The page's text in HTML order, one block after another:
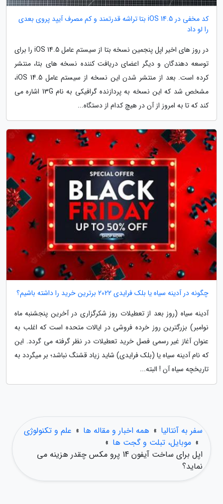
کد مخفی در iOS 14.5 بتا تراشه قدرتمند و کم مصرف آیپد پروی بعدی
را لو داد
در روز های اخیر اپل پنجمین نسخه بتا از سیستم عامل iOS 14.5 را برای
توسعه دهندگان و دیگر اعضای دریافت کننده نسخه های بتا، منتشر
کرده است. بعد از منتشر شدن این نسخه از سیستم عامل iOS 14.5،
مشخص شد که این نسخه به پردازنده گرافیکی به نام 13G اشاره می
کند که تا به امروز از آن در هیچ کدام از دستگاه...
چگونه در آدینه سیاه یا بلک فرایدی 2022 برترین خرید را داشته باشیم؟
آدینه سیاه (روز بعد از تعطیلات روز شکرگزاری در آخرین پنجشنبه ماه
نوامبر) بزرگترین روز خرده فروشی در ایالات متحده است که اغلب به
عنوان آغاز غیر رسمی فصل خرید تعطیلات در نظر گرفته می گردد. این
که نام آدینه سیاه یا (بلک فرایدی) شاید زیاد قشنگ نباشد؛ بر میگردد به
تاریخچه سیاه آن ! البته...
سفر به آنتالیا » همه اخبار و مقاله ها » علم و تکنولوژی
» موبایل، تبلت و گجت ها »
اپل برای ساخت آیفون 14 پرو مکس چقدر هزینه می
نماید؟